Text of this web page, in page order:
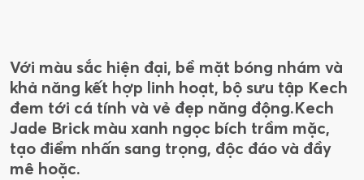
Với màu sắc hiện đại, bề mặt bóng nhám và
khả năng kết hợp linh hoạt, bộ sưu tập Kech
đem tới cá tính và vẻ đẹp năng động.Kech
Jade Brick màu xanh ngọc bích trầm mặc,
tạo điểm nhấn sang trọng, độc đáo và đầy
mê hoặc.